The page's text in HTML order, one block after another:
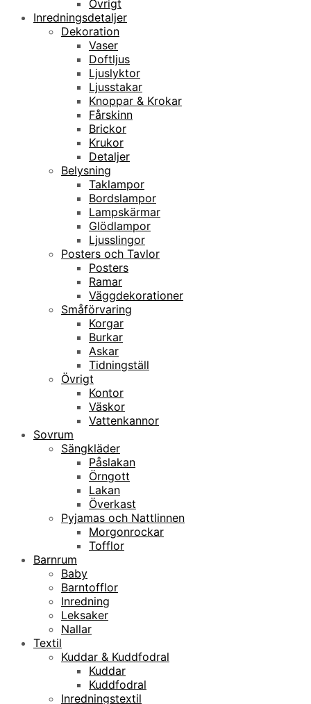
Övrigt
Inredningsdetaljer
Dekoration
Vaser
Doftljus
Ljuslyktor
Ljusstakar
Knoppar & Krokar
Fårskinn
Brickor
Krukor
Detaljer
Belysning
Taklampor
Bordslampor
Lampskärmar
Glödlampor
Ljusslingor
Posters och Tavlor
Posters
Ramar
Väggdekorationer
Småförvaring
Korgar
Burkar
Askar
Tidningställ
Övrigt
Kontor
Väskor
Vattenkannor
Sovrum
Sängkläder
Påslakan
Örngott
Lakan
Överkast
Pyjamas och Nattlinnen
Morgonrockar
Tofflor
Barnrum
Baby
Barntofflor
Inredning
Leksaker
Nallar
Textil
Kuddar & Kuddfodral
Kuddar
Kuddfodral
Inredningstextil